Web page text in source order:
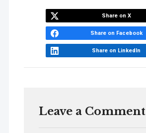
Share on X
Share on Facebook
Share on LinkedIn
Leave a Comment